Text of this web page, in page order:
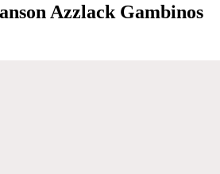
Azzlack Gambinos